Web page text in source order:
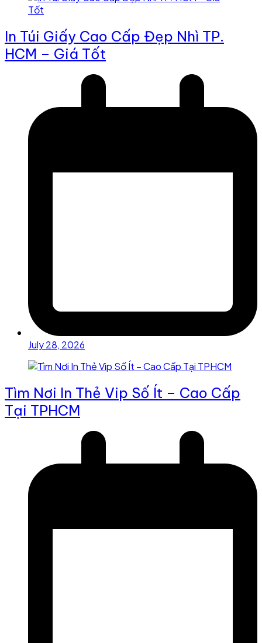
In Túi Giấy Cao Cấp Đẹp Nhì TP.
HCM – Giá Tốt
July 28, 2026
Tìm Nơi In Thẻ Vip Số Ít – Cao Cấp
Tại TPHCM